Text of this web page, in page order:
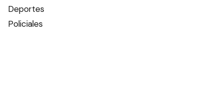
Deportes
Policiales